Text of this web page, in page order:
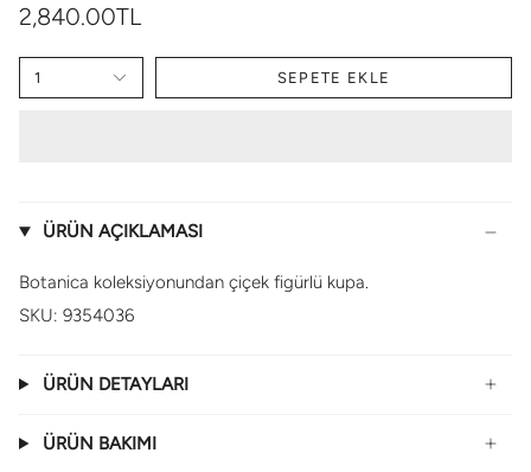
2,840.00TL
1 SEPETE EKLE
ÜRÜN AÇIKLAMASI
Botanica koleksiyonundan çiçek figürlü kupa.
SKU: 9354036
ÜRÜN DETAYLARI
ÜRÜN BAKIMI